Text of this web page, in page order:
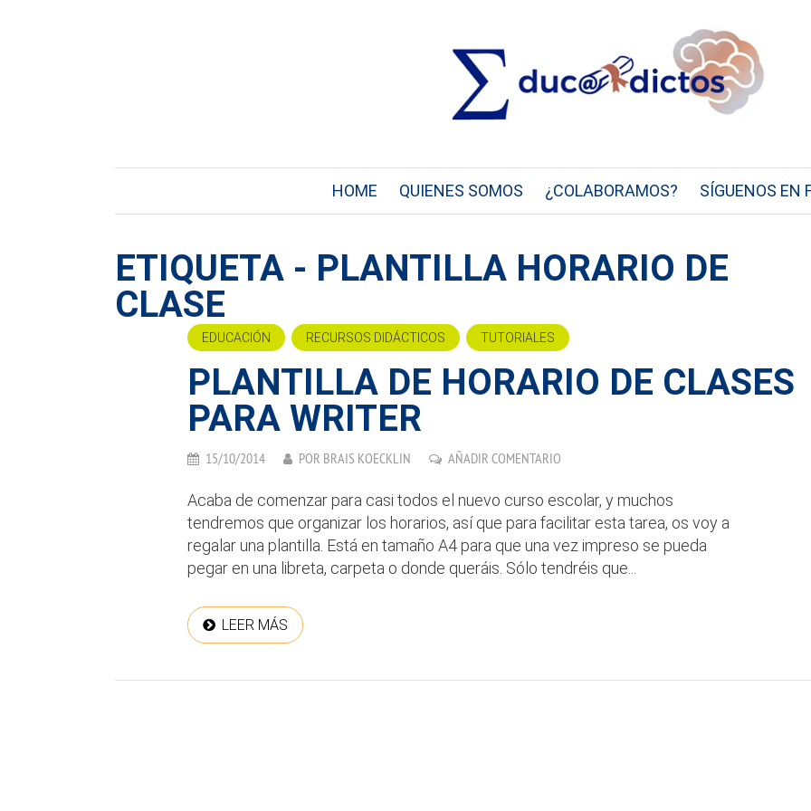
HOME QUIENES SOMOS ¿COLABORAMOS? SÍGUENOS EN
ETIQUETA - PLANTILLA HORARIO DE
CLASE
EDUCACIÓN RECURSOS DIDÁCTICOS TUTORIALES
PLANTILLA DE HORARIO DE CLASES
PARA WRITER
15/10/2014 POR BRAIS KOECKLIN AÑADIR COMENTARIO
Acaba de comenzar para casi todos el nuevo curso escolar, y muchos
tendremos que organizar los horarios, así que para facilitar esta tarea, os voy a
regalar una plantilla. Está en tamaño A4 para que una vez impreso se pueda
pegar en una libreta, carpeta o donde queráis. Sólo tendréis que...
LEER MÁS